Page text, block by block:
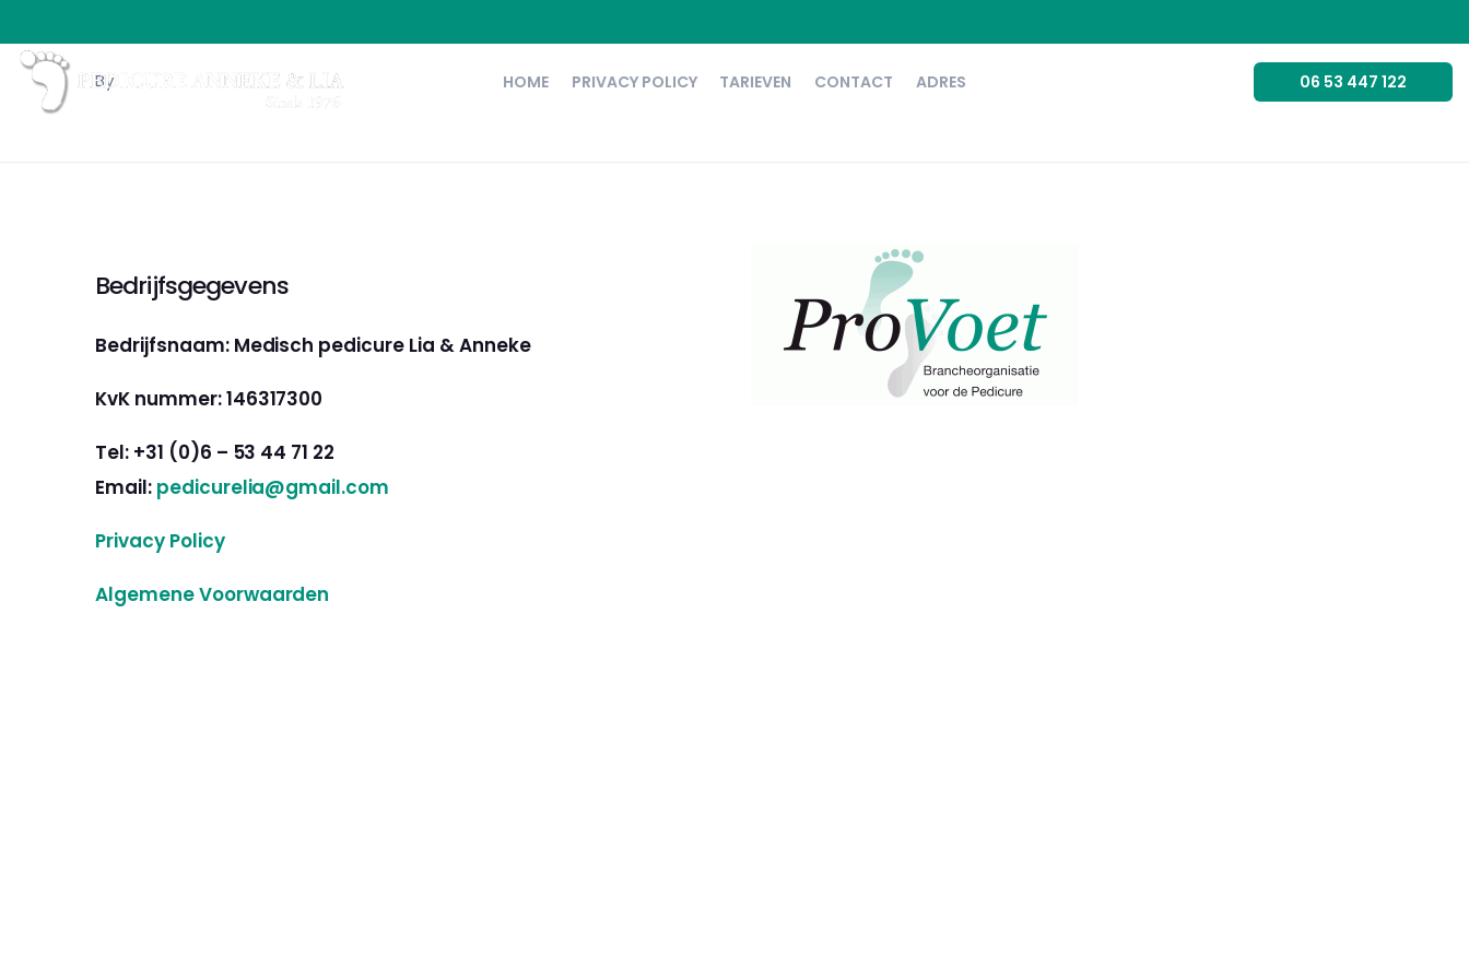
HOME PRIVACY POLICY TARIEVEN CONTACT ADRES 06 53 447 122
By
Bedrijfsgegevens
Bedrijfsnaam: Medisch pedicure Lia & Anneke
KvK nummer: 146317300
Tel: +31 (0)6 – 53 44 71 22
Email: pedicurelia@gmail.com
Privacy Policy
Algemene Voorwaarden